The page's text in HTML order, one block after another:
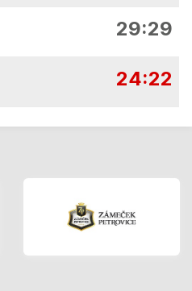
29:29
24:22